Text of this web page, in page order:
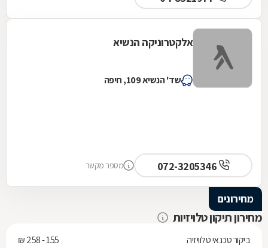
אלקטרוניקה הנשיא
שד' הנשיא 109, חיפה
מספר מקשר
מחירונים
מחירון תיקון טלויזיות
ביקור טכנאי טלוויזיה
155 - 258 ₪